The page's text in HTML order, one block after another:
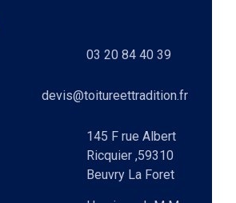
03 20 84 40 39
devis@toitureettradition.fr
145 F rue Albert
Ricquier ,59310
Beuvry La Foret